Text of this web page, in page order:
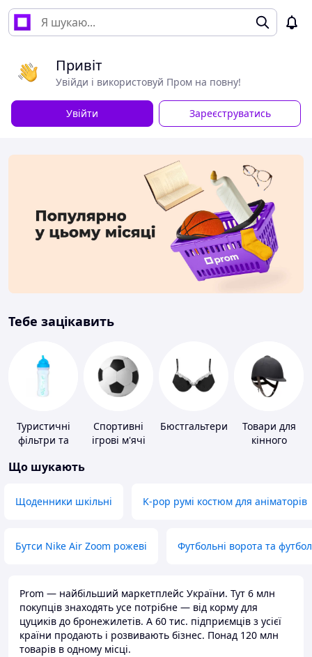
Привіт
Увійди і використовуй Пром на повну!
Увійти Зареєструватись
Тебе зацікавить
Туристичні
фільтри та
питної води
Спортивні
ігрові м'ячі
Бюстгальтери
Товари для
кінного
Що шукають
Щоденники шкільні K-pop румі костюм для аніматорів
Бутси Nike Air Zoom рожеві Футбольні ворота та
Prom — найбільший маркетплейс України. Тут 6 млн
покупців знаходять усе потрібне — від корму для
цуциків до бронежилетів. А 60 тис. підприємців з усієї
країни продають і розвивають бізнес. Понад 120 млн
товарів в одному місці.